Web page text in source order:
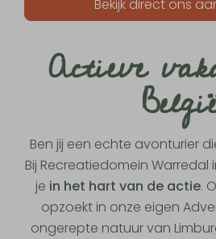
Bekijk direct ons
Actieve
Ben jij een echte avonturier
Bij Recreatiedomein Warredal
je in het hart van de actie.
opzoekt in onze eigen
ongerepte natuur van